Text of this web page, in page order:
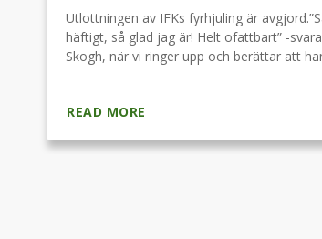
Utlottningen av IFKs fyrhjuling är
häftigt, så glad jag är! Helt ofattbart” -
Skogh, när vi ringer upp och berättar att
kul resa till Rättvik för att hämta.Relation till
Via Facebook gruppen som en vän i herr-
READ MORE